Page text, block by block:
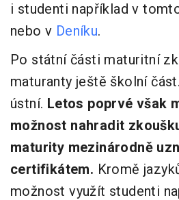
i studenti například v
nebo v Deníku.
Po státní části maturitní
maturanty ještě školní
ústní. Letos poprvé však
možnost nahradit
maturity mezinárodně
certifikátem. Kromě
možnost využít studenti